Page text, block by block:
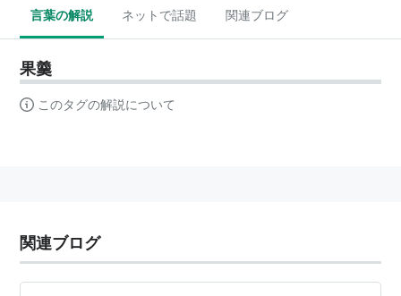
言葉の解説 ネットで話題 関連ブログ
果羹
このタグの解説について
関連ブログ